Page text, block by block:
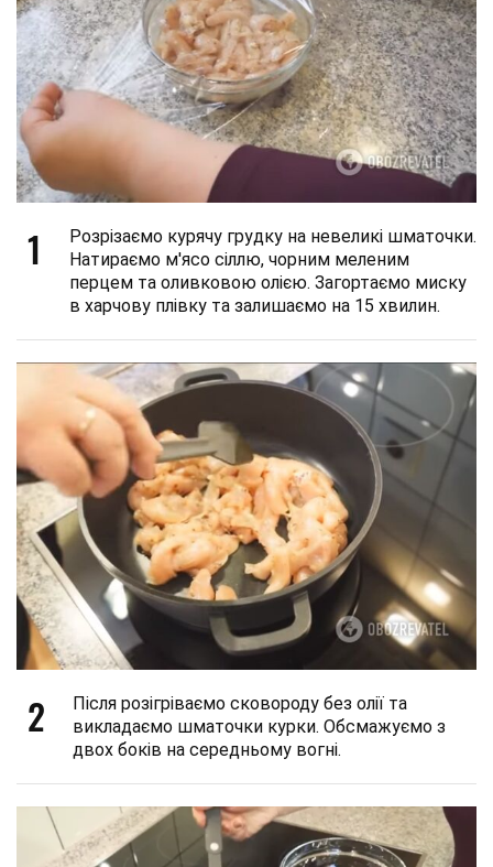
1
Розрізаємо курячу грудку на невеликі шматочки.
Натираємо м'ясо сіллю, чорним меленим
перцем та оливковою олією. Загортаємо миску
в харчову плівку та залишаємо на 15 хвилин.
2
Після розігріваємо сковороду без олії та
викладаємо шматочки курки. Обсмажуємо з
двох боків на середньому вогні.